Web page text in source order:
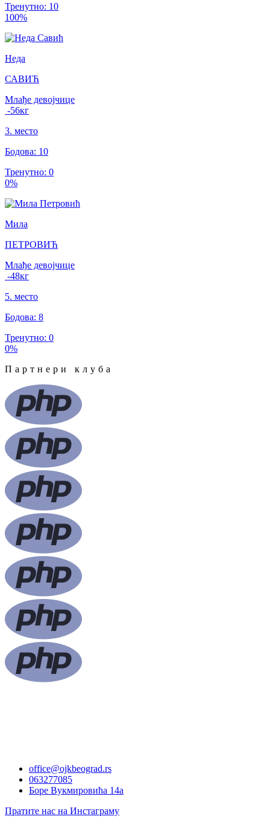
Тренутно: 10
100%
Неда
САВИЋ
Млађе девојчице
-56кг
3. место
Бодова: 10
Тренутно: 0
0%
Мила
ПЕТРОВИЋ
Млађе девојчице
-48кг
5. место
Бодова: 8
Тренутно: 0
0%
Партнери клуба
office@ojkbeograd.rs
063277085
Боре Вукмировића 14а
Пратите нас на Инстаграму